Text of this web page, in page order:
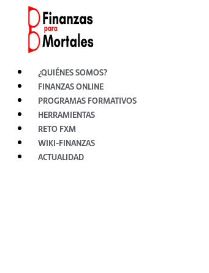
contenido
¿QUIÉNES SOMOS?
FINANZAS ONLINE
PROGRAMAS FORMATIVOS
HERRAMIENTAS
RETO FXM
WIKI-FINANZAS
ACTUALIDAD